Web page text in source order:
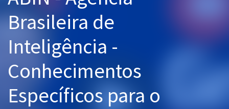
Pós
Graduação
OAB
Brasileira de
Inteligência -
Conhecimentos
Específicos para o